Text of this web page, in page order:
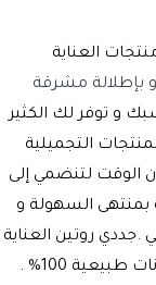
العناية
بإطلالة مشرقة
و توفر لك الكثير
على جميع المنتجات التجميلية
الوقت لتنضمي إلى
بمنتهى السهولة و
.جددي روتين العناية
100% .